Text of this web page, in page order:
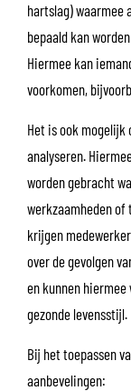
hartslag) waarmee
bepaald kan
Hiermee kan
voorkomen,
Het is ook mogelijk
analyseren.
worden gebracht
werkzaamheden of
krijgen
over de gevolgen
en kunnen
gezonde levensstijl.
Bij het toepassen
aanbevelingen: